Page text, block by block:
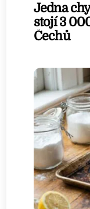
Jedna
stojí 3
Čechů